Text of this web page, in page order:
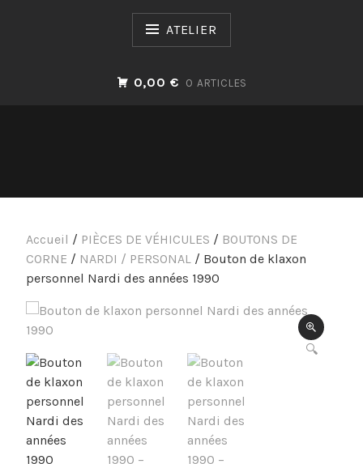
ATELIER
0,00 € 0 ARTICLES
Accueil / PIÈCES DE VÉHICULES / BOUTONS DE
CORNE / NARDI / PERSONAL / Bouton de klaxon
personnel Nardi des années 1990
🔍